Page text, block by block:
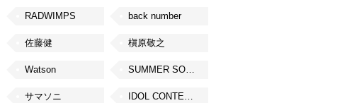
RADWIMPS back number
佐藤健 槇原敬之
Watson SUMMER SONIC
サマソニ IDOL CONTENT EXPO